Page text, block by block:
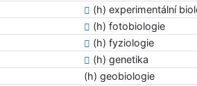
(h) experimentální
(h) fotobiologie
(h) fyziologie
(h) genetika
(h) geobiologie